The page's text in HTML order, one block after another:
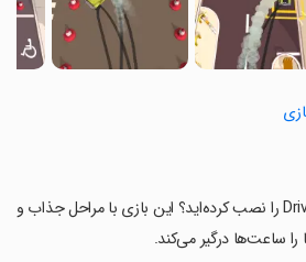
آیا تا کنون بازی Drive and Park را نصب کرده‌اید؟ این بازی با مراحل جذاب و
را ساعت‌ها درگیر می‌کند.